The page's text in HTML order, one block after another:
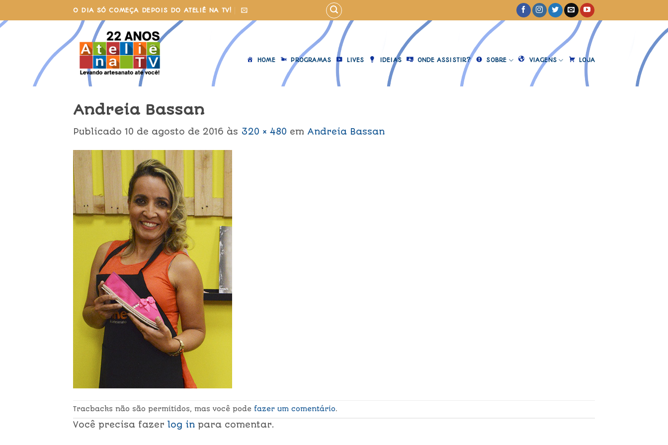
to
content
O DIA SÓ COMEÇA DEPOIS DO ATELIÊ NA TV!
HOME PROGRAMAS LIVES IDEIAS ONDE ASSISTIR? SOBRE VIAGENS LOJA
Andreia Bassan
Publicado 10 de agosto de 2016 às 320 × 480 em Andreia Bassan
Tracbacks não são permitidos, mas você pode fazer um comentário.
Você precisa fazer log in para comentar.